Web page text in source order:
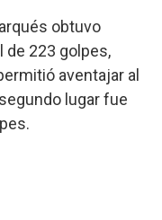
obtuvo
de 223 golpes,
aventajar al
lugar fue